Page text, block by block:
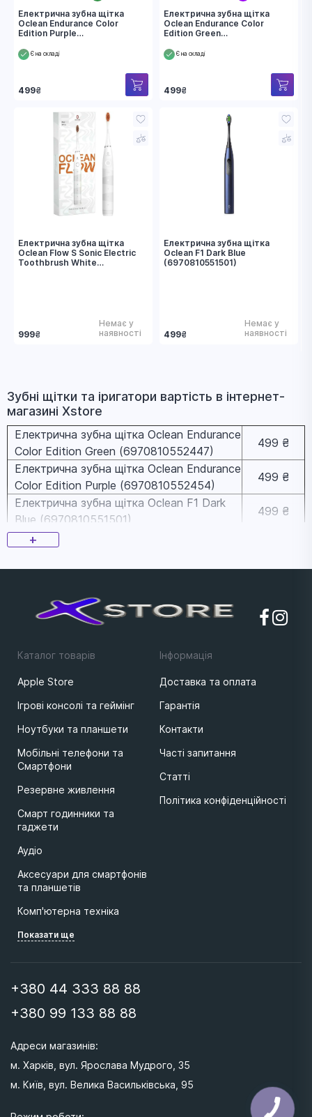
Електрична зубна щітка
Oclean Endurance Color
Edition Purple
Є на складі
499₴
Електрична зубна щітка
Oclean Endurance Color
Edition Green
Є на складі
499₴
Електрична зубна щітка
Oclean Flow S Sonic Electric
Toothbrush White
999₴
Немає у
наявності
Електрична зубна щітка
Oclean F1 Dark Blue
(6970810551501)
499₴
Немає у
наявності
Зубні щітки та іригатори вapтіcть в інтернет-
магазині Xstore
Електрична зубна щітка Oclean Endurance
Color Edition Green (6970810552447)
499 ₴
Електрична зубна щітка Oclean Endurance
Color Edition Purple (6970810552454)
499 ₴
Електрична зубна щітка Oclean F1 Dark
Blue (6970810551501)
499 ₴
Електрична зубна щітка Oclean Endurance
(6970810552393)
Електрична зубна щітка SOOCAS D3 Pink
1399 ₴
Електрична зубна щітка Oclean X Pro
Gold (6970810552577)
Електрична зубна щітка Oclean X Pro
Silver (6970810552584)
+
Каталог товарів
Apple Store
Ігрові консолі та геймінг
Ноутбуки та планшети
Мобільні телефони та
Смартфони
Резервне живлення
Смарт годинники та
гаджети
Аудіо
Аксесуари для смартфонів
та планшетів
Комп'ютерна техніка
Показати ще
Iнформацiя
Доставка та оплата
Гарантія
Контакти
Часті запитання
Статті
Політика конфіденційності
+380 44 333 88 88
+380 99 133 88 88
Адреси магазинів:
м. Харків, вул. Ярослава Мудрого, 35
м. Київ, вул. Велика Васильківська, 95